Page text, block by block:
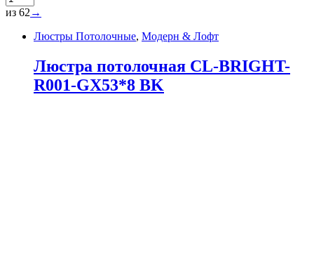
из 62 →
Люстры Потолочные, Модерн & Лофт
Люстра потолочная CL-BRIGHT-
R001-GX53*8 BK